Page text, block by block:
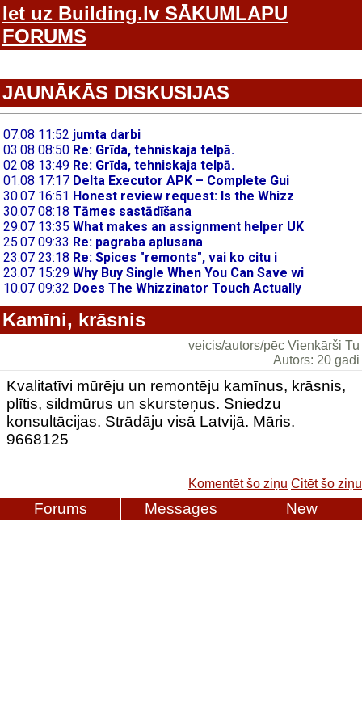
Iet uz Building.lv SĀKUMLAPU
FORUMS
JAUNĀKĀS DISKUSIJAS
Kamīni, krāsnis
veicis/autors/pēc Vienkārši Tu
Autors: 20 gadi
Kvalitatīvi mūrēju un remontēju kamīnus, krāsnis,
plītis, sildmūrus un skursteņus. Sniedzu
konsultācijas. Strādāju visā Latvijā. Māris.
9668125
Komentēt šo ziņu Citēt šo ziņu
Forums Messages New